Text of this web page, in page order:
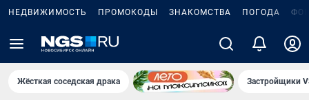
НЕДВИЖИМОСТЬ ПРОМОКОДЫ ЗНАКОМСТВА ПОГОДА
Жёсткая соседская драка Застройщики